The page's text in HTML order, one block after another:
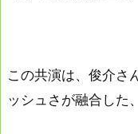
この共演は、俊介さ
ッシュさが融合した